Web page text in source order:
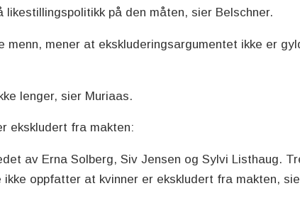
på den måten, sier Belschner.
mener at ekskluderingsargumentet ikke er
lenger, sier Muriaas.
ekskludert fra makten:
av Erna Solberg, Siv Jensen og Sylvi Listhaug.
oppfatter at kvinner er ekskludert fra makten,